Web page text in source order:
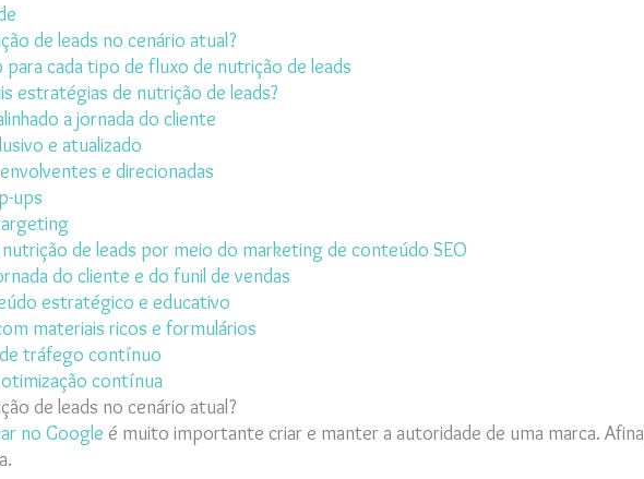
de leads no cenário atual?
cada tipo de fluxo de nutrição de leads
estratégias de nutrição de leads?
a jornada do cliente
e atualizado
e direcionadas
ups
de leads por meio do marketing de conteúdo SEO
do cliente e do funil de vendas
estratégico e educativo
materiais ricos e formulários
tráfego contínuo
contínua
de leads no cenário atual?
no Google é muito importante criar e manter a autoridade de uma marca.